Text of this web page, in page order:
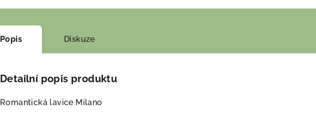
Popis Diskuze
Detailní popis produktu
Romantická lavice Milano